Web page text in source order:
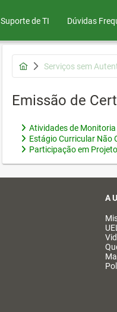
Suporte de TI Dúvidas
Serviços sem
Emissão de
Atividades de
Estágio Curricular Não
Participação em
A